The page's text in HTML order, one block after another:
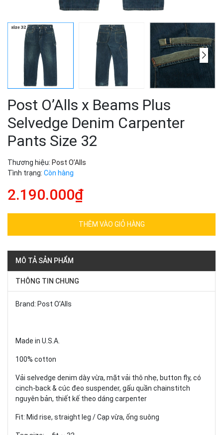
Post O’Alls x Beams Plus
Selvedge Denim Carpenter
Pants Size 32
Thương hiệu: Post O’Alls
Tình trạng: Còn hàng
2.190.000₫
THÊM VÀO GIỎ HÀNG
MÔ TẢ SẢN PHẨM
THÔNG TIN CHUNG
Brand: Post O’Alls
Made in U.S.A.
100% cotton
Vải selvedge denim dày vừa, mặt vải thô nhẹ, button fly, có
cinch-back & cúc đeo suspender, gấu quần chainstitch
nguyên bản, thiết kế theo dáng carpenter
Fit: Mid rise, straight leg / Cạp vừa, ống suông